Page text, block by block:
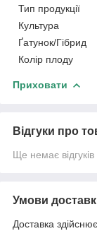
Тип продукції
Культура
Ґатунок/Гібрид
Колір плоду
Приховати
Відгуки про
Ще немає
Умови
Доставка